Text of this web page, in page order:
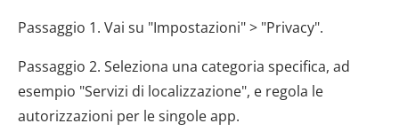
Passaggio 1. Vai su "Impostazioni" > "Privacy".
Passaggio 2. Seleziona una categoria specifica, ad
esempio "Servizi di localizzazione", e regola le
autorizzazioni per le singole app.